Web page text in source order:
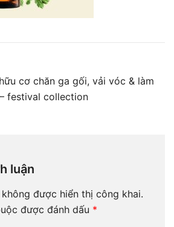
cơ chăn ga gối, vải vóc & làm
festival collection
luận
được hiển thị công khai.
được đánh dấu *